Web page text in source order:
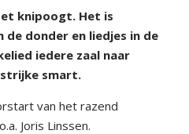
knipoogt. Het is
donder en liedjes in de
iedere zaal naar
smart.
van het razend
Joris Linssen.